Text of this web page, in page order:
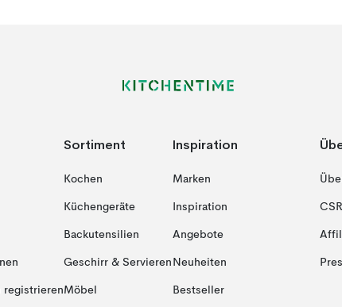
registrieren
Sortiment
Kochen
Küchengeräte
Backutensilien
Geschirr & Servieren
Möbel
Inspiration
Marken
Inspiration
Angebote
Neuheiten
Bestseller